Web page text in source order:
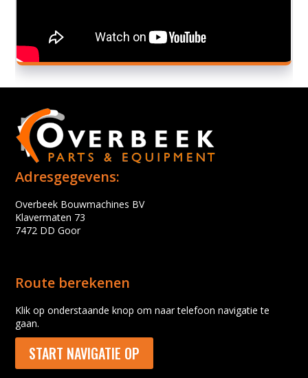
Adresgegevens:
Overbeek Bouwmachines BV
Klavermaten 73
7472 DD Goor
Route berekenen
Klik op onderstaande knop om naar telefoon navigatie te
gaan.
START NAVIGATIE OP